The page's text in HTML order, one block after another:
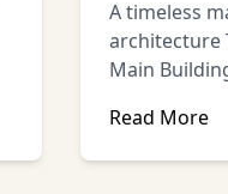
A timeless
architecture
Main
Read More